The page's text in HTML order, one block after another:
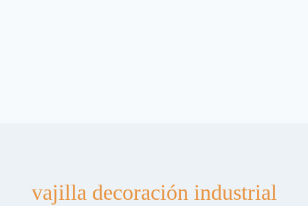
vajilla decoración industrial